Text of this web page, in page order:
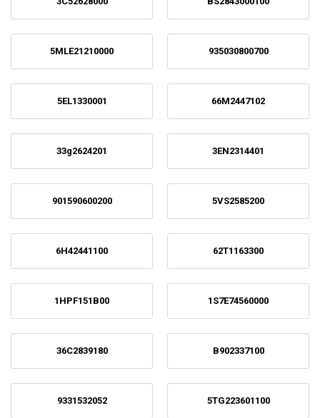
5MLE21210000 935030800700
5EL1330001 66M2447102
33g2624201 3EN2314401
901590600200 5VS2585200
6H42441100 62T1163300
1HPF151B00 1S7E74560000
36C2839180 B902337100
9331532052 5TG223601100